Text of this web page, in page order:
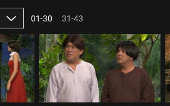
01-30 31-43